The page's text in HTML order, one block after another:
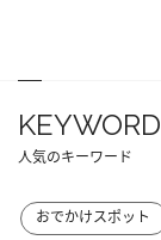
KEYWORD
人気のキーワード
おでかけスポット